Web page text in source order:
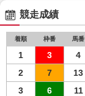
競走成績
着順 枠番 馬番
1 3 4
2
7 13
3
6 11